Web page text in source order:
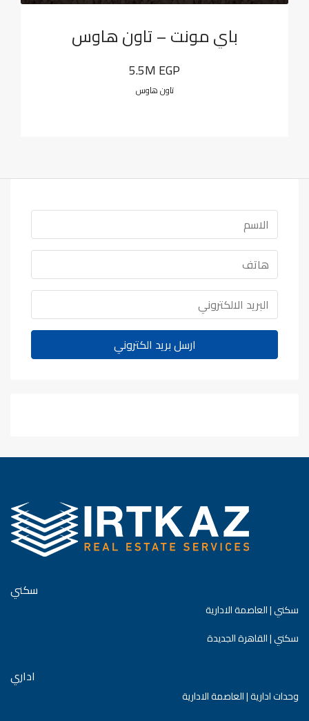
باي مونت – تاون هاوس
5.5M EGP
تاون هاوس
ارسل بريد الكتروني
سكني
سكني | العاصمة الادارية
سكني | القاهرة الجديدة
اداري
وحدات ادارية | العاصمة الادارية